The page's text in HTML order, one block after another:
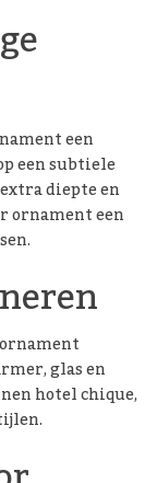
een
een subtiele
diepte en
ornament een
glas en
hotel chique,